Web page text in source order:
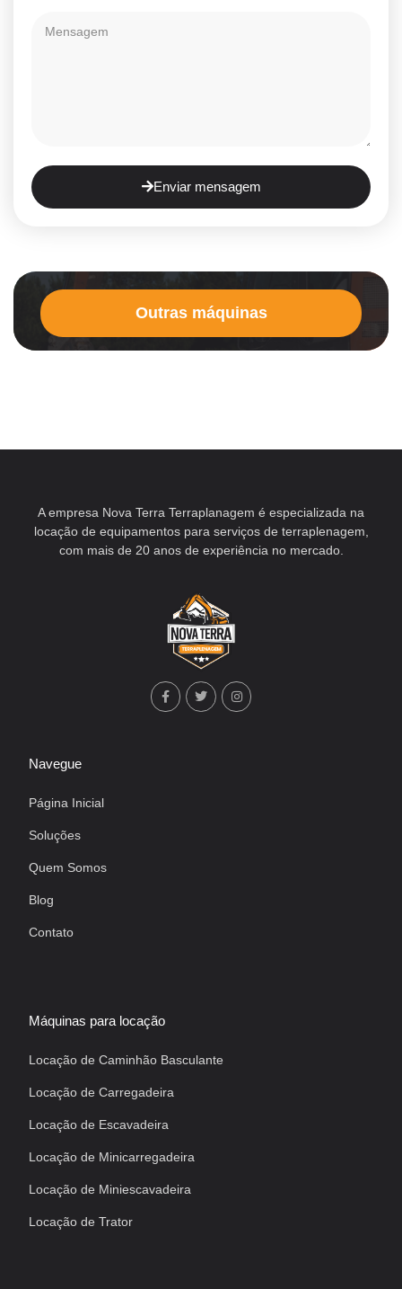
Enviar mensagem
Outras máquinas
A empresa Nova Terra Terraplanagem é especializada na
locação de equipamentos para serviços de terraplenagem,
com mais de 20 anos de experiência no mercado.
Navegue
Página Inicial
Soluções
Quem Somos
Blog
Contato
Máquinas para locação
Locação de Caminhão Basculante
Locação de Carregadeira
Locação de Escavadeira
Locação de Minicarregadeira
Locação de Miniescavadeira
Locação de Trator